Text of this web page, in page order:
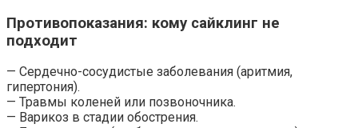
Противопоказания: кому сайклинг не
подходит
— Сердечно-сосудистые заболевания (аритмия,
гипертония).
— Травмы коленей или позвоночника.
— Варикоз в стадии обострения.